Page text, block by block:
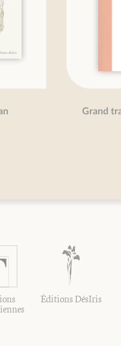
Grand traité des
Éditions DésIris